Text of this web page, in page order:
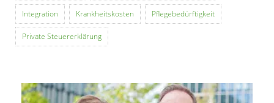
Integration Krankheitskosten Pflegebedürftigkeit
Private Steuererklärung